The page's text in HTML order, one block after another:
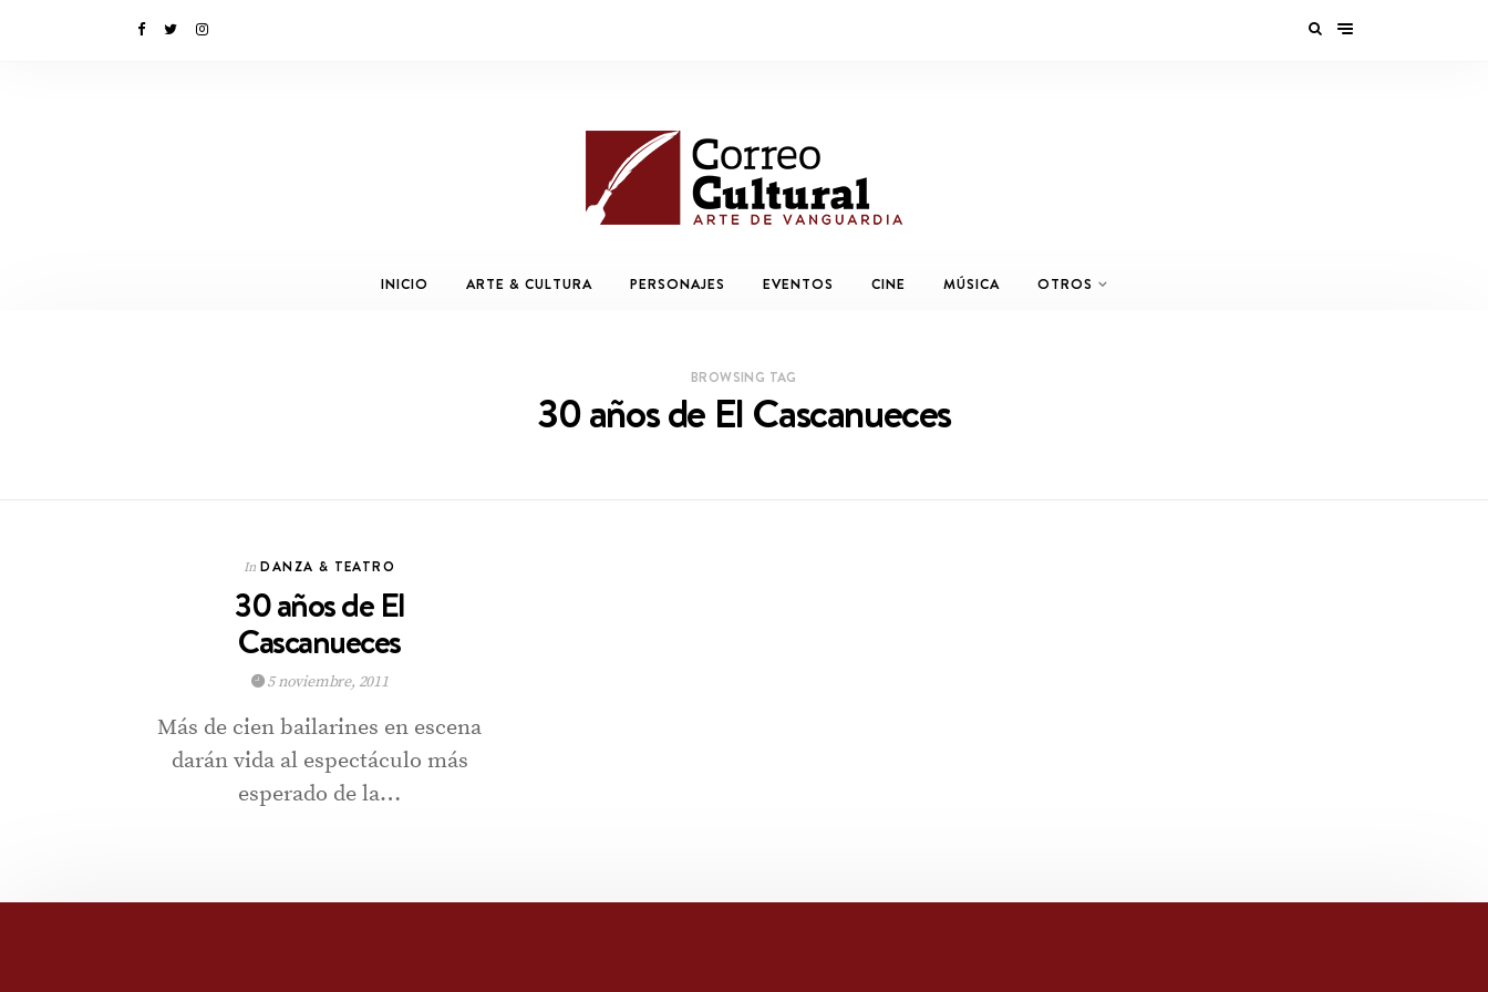
INICIO ARTE & CULTURA PERSONAJES EVENTOS CINE MÚSICA OTROS
BROWSING TAG
30 años de El Cascanueces
In DANZA & TEATRO
30 años de El
Cascanueces
5 noviembre, 2011
Más de cien bailarines en escena
darán vida al espectáculo más
esperado de la…